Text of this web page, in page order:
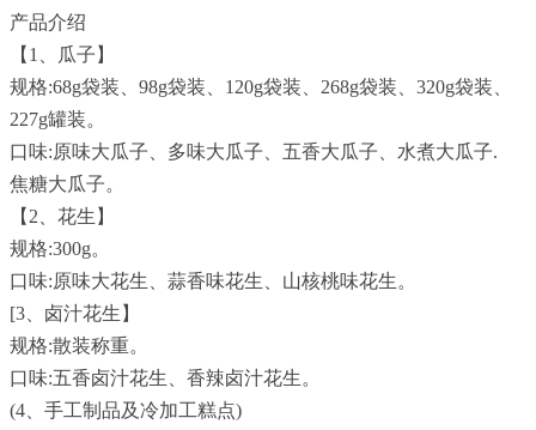
产品介绍
【1、瓜子】
规格:68g袋装、98g袋装、120g袋装、268g袋装、320g袋装、
227g罐装。
口味:原味大瓜子、多味大瓜子、五香大瓜子、水煮大瓜子.
焦糖大瓜子。
【2、花生】
规格:300g。
口味:原味大花生、蒜香味花生、山核桃味花生。
[3、卤汁花生】
规格:散装称重。
口味:五香卤汁花生、香辣卤汁花生。
(4、手工制品及冷加工糕点)